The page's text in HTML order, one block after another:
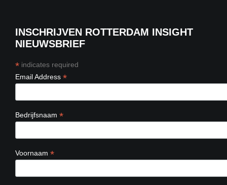
INSCHRIJVEN ROTTERDAM INSIGHT
NIEUWSBRIEF
* indicates required
Email Address *
Bedrijfsnaam *
Voornaam *